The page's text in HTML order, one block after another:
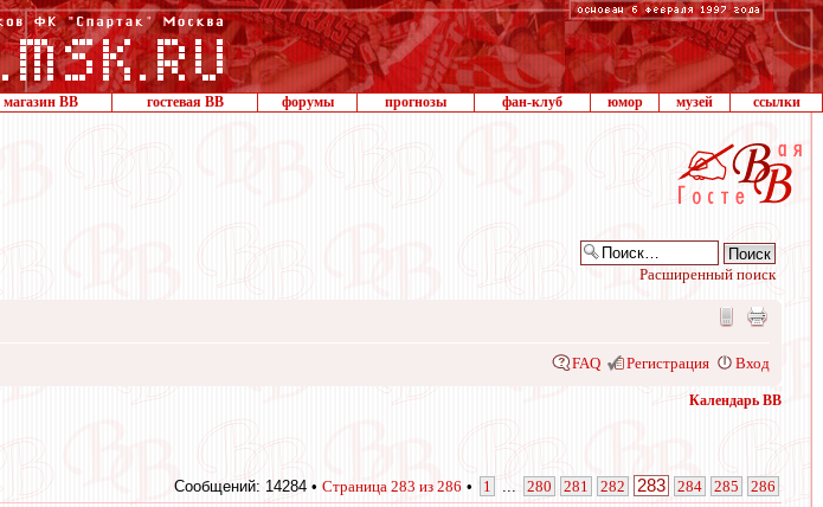
магазин ВВ гостевая ВВ форумы прогнозы фан-клуб юмор музей ссылки
Расширенный поиск
FAQ Регистрация Вход
Календарь ВВ
Сообщений: 14284 • Страница 283 из 286 • 1 280 281 282 283 284 285 286